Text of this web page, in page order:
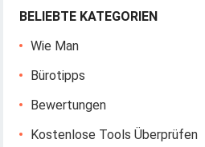
BELIEBTE KATEGORIEN
Wie Man
Bürotipps
Bewertungen
Kostenlose Tools Überprüfen